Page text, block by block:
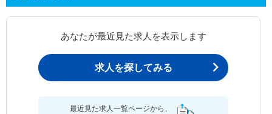
あなたが最近見た求人を表示します
求人を探してみる
最近見た求人一覧ページから、